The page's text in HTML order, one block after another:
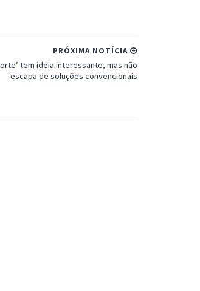
PRÓXIMA NOTÍCIA
tem ideia interessante, mas não
escapa de soluções convencionais